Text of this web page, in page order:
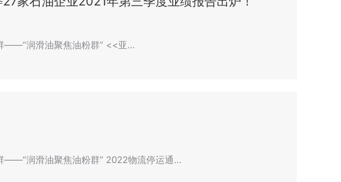
——“润滑油聚焦油粉群” <<亚…
——“润滑油聚焦油粉群” 2022物流停运通…